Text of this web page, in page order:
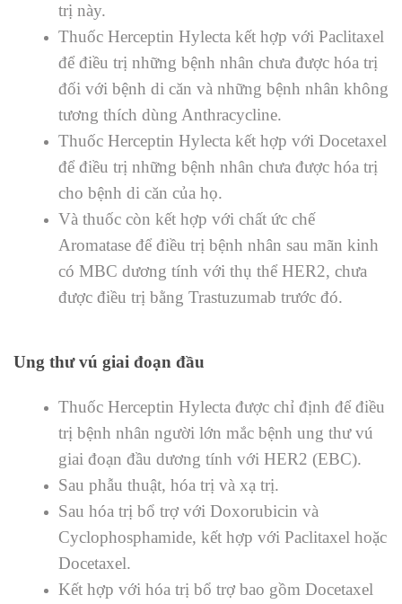
trị này.
Thuốc Herceptin Hylecta kết hợp với Paclitaxel
để điều trị những bệnh nhân chưa được hóa trị
đối với bệnh di căn và những bệnh nhân không
tương thích dùng Anthracycline.
Thuốc Herceptin Hylecta kết hợp với Docetaxel
để điều trị những bệnh nhân chưa được hóa trị
cho bệnh di căn của họ.
Và thuốc còn kết hợp với chất ức chế
Aromatase để điều trị bệnh nhân sau mãn kinh
có MBC dương tính với thụ thể HER2, chưa
được điều trị bằng Trastuzumab trước đó.
Ung thư vú giai đoạn đầu
Thuốc Herceptin Hylecta được chỉ định để điều
trị bệnh nhân người lớn mắc bệnh ung thư vú
giai đoạn đầu dương tính với HER2 (EBC).
Sau phẫu thuật, hóa trị và xạ trị.
Sau hóa trị bổ trợ với Doxorubicin và
Cyclophosphamide, kết hợp với Paclitaxel hoặc
Docetaxel.
Kết hợp với hóa trị bổ trợ bao gồm Docetaxel